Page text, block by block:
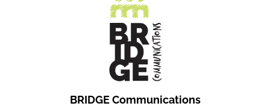
BRIDGE Communications